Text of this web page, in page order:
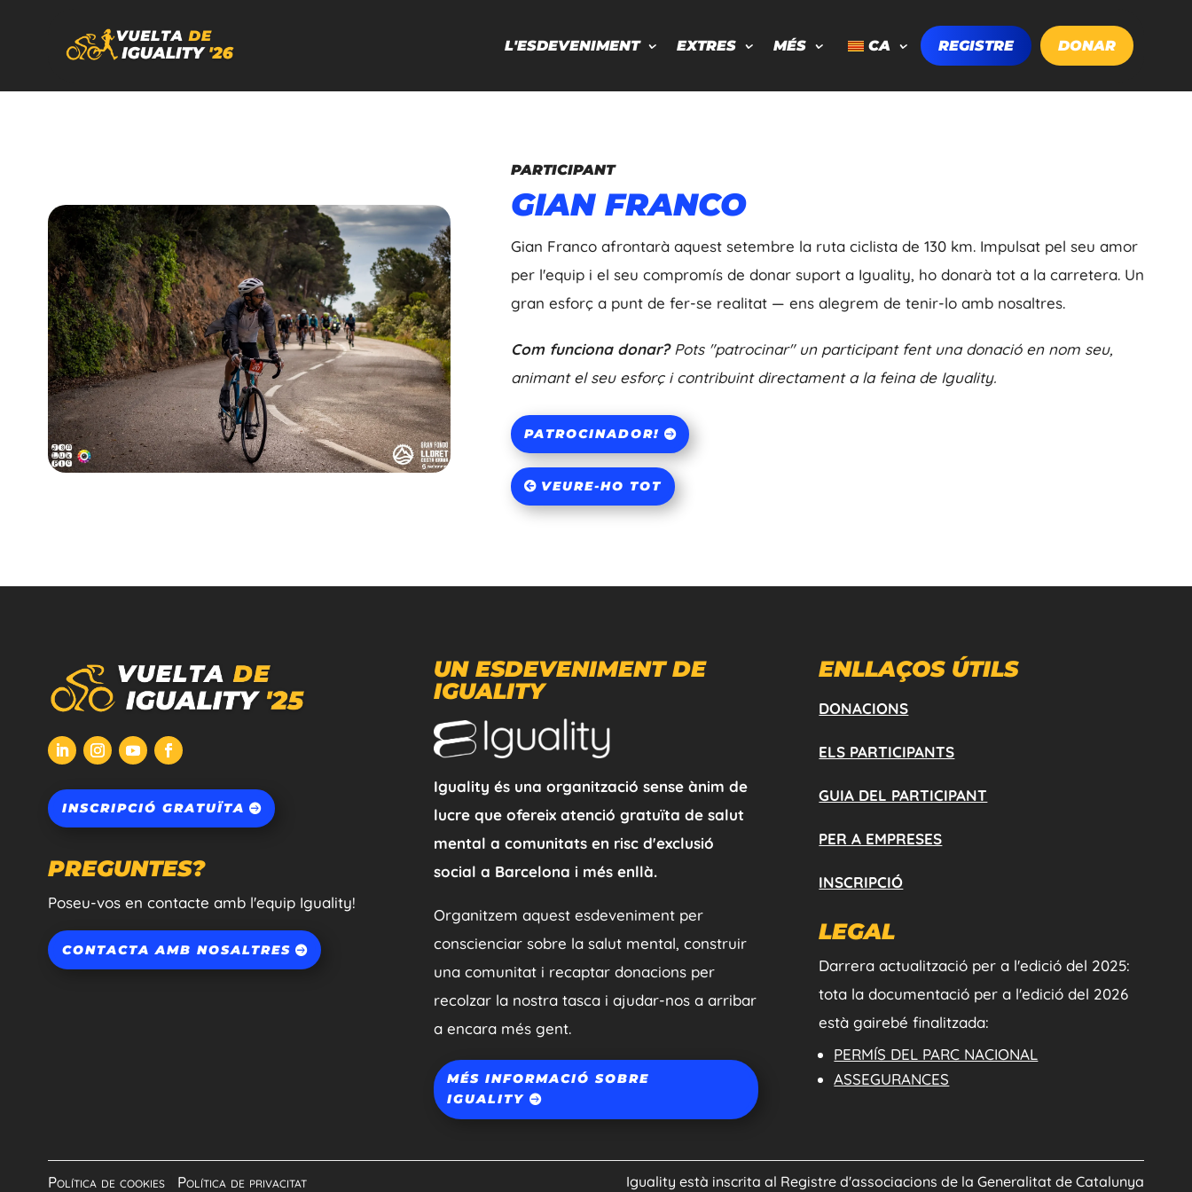
L'ESDEVENIMENT EXTRES MÉS CA REGISTRE DONAR
PARTICIPANT
GIAN FRANCO
Gian Franco afrontarà aquest setembre la ruta ciclista de 130 km. Impulsat pel seu amor
per l'equip i el seu compromís de donar suport a Iguality, ho donarà tot a la carretera. Un
gran esforç a punt de fer-se realitat — ens alegrem de tenir-lo amb nosaltres.
Com funciona donar?Pots "patrocinar" un participant fent una donació en nom seu,
animant el seu esforç i contribuint directament a la feina de Iguality.
PATROCINADOR!
VEURE-HO TOT
INSCRIPCIÓ GRATUÏTA
PREGUNTES?
Poseu-vos en contacte amb l'equip Iguality!
CONTACTA AMB NOSALTRES
UN ESDEVENIMENT DE
IGUALITY
Iguality és una organització sense ànim de
lucre que ofereix atenció gratuïta de salut
mental a comunitats en risc d'exclusió
social a Barcelona i més enllà.
Organitzem aquest esdeveniment per
conscienciar sobre la salut mental, construir
una comunitat i recaptar donacions per
recolzar la nostra tasca i ajudar-nos a arribar
a encara més gent.
MÉS INFORMACIÓ SOBRE
IGUALITY
ENLLAÇOS ÚTILS
DONACIONS
ELS PARTICIPANTS
GUIA DEL PARTICIPANT
PER A EMPRESES
INSCRIPCIÓ
LEGAL
Darrera actualització per a l'edició del 2025:
tota la documentació per a l'edició del 2026
està gairebé finalitzada:
PERMÍS DEL PARC NACIONAL
ASSEGURANCES
Política de cookies| Política de privacitat Iguality està inscrita al Registre d'associacions de la Generalitat de Catalunya